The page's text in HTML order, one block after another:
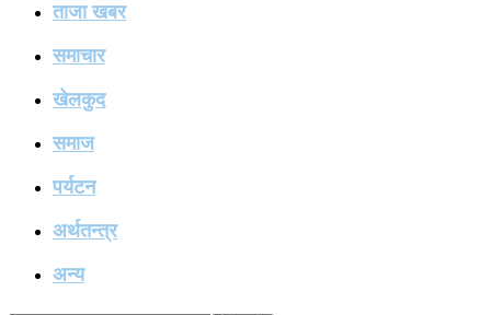
ताजा खबर
समाचार
खेलकुद
समाज
पर्यटन
अर्थतन्त्र
अन्य